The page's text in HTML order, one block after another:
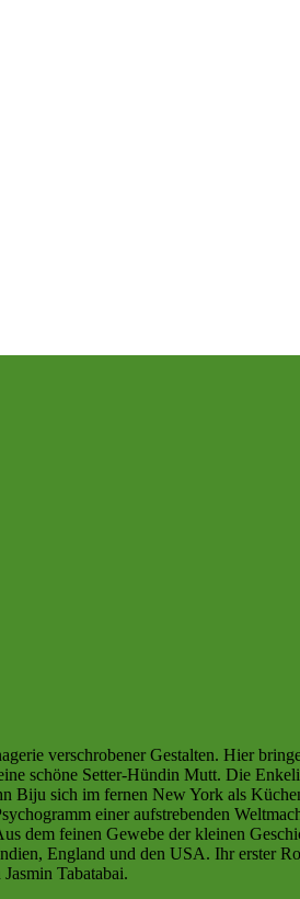
verschrobener Gestalten. Hier
schöne Setter-Hündin Mutt. Die
Biju sich im fernen New York als
einer aufstrebenden
dem feinen Gewebe der kleinen
England und den USA. Ihr erster
Tabatabai.